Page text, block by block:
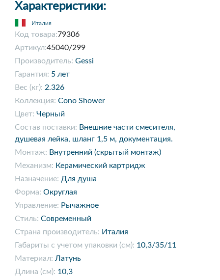
Характеристики:
Италия
Код товара:79306
Артикул:45040/299
Производитель: Gessi
Гарантия: 5 лет
Вес (кг): 2.326
Коллекция: Cono Shower
Цвет: Черный
Состав поставки: Внешние части смесителя,
душевая лейка, шланг 1,5 м, документация.
Монтаж: Внутренний (скрытый монтаж)
Механизм: Керамический картридж
Назначение: Для душа
Форма: Округлая
Управление: Рычажное
Стиль: Современный
Страна производитель: Италия
Габариты с учетом упаковки (см): 10,3/35/11
Материал: Латунь
Длина (см): 10,3